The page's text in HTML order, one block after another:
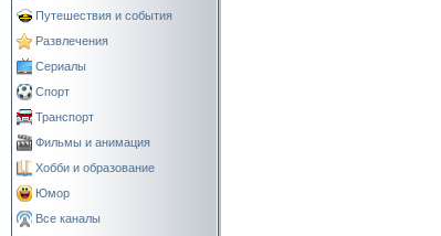
Путешествия и события
Развлечения
Сериалы
Спорт
Транспорт
Фильмы и анимация
Хобби и образование
Юмор
Все каналы